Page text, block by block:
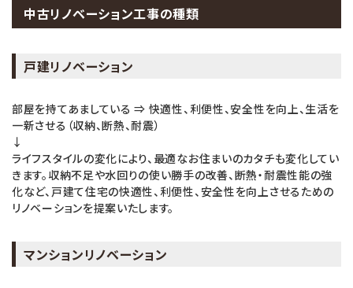
中古リノベーション工事の種類
戸建リノベーション
部屋を持てあましている ⇒ 快適性、利便性、安全性を向上、生活を
一新させる（収納、断熱、耐震）
↓
ライフスタイルの変化により、最適なお住まいのカタチも変化してい
きます。収納不足や水回りの使い勝手の改善、断熱・耐震性能の強
化など、戸建て住宅の快適性、利便性、安全性を向上させるための
リノベーションを提案いたします。
マンションリノベーション